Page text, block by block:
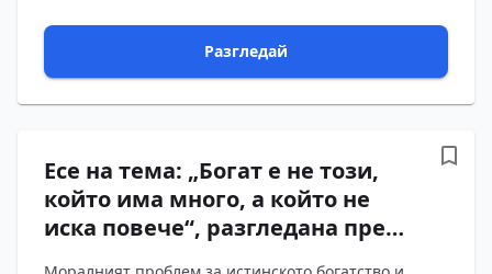
Разгледай
Есе на тема: „Богат е не този,
който има много, а който не
иска повече“, разгледана през